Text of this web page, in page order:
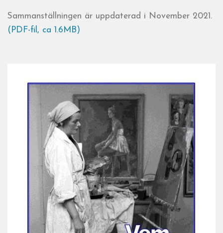
Sammanställningen är uppdaterad i November 2021.
(PDF-fil, ca 1.6MB)